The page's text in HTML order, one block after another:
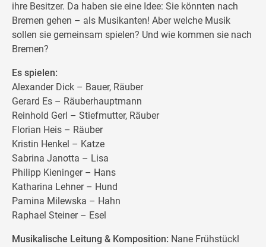
ihre Besitzer. Da haben sie eine Idee: Sie könnten nach
Bremen gehen – als Musikanten! Aber welche Musik
sollen sie gemeinsam spielen? Und wie kommen sie nach
Bremen?
Es spielen:
Alexander Dick – Bauer, Räuber
Gerard Es – Räuberhauptmann
Reinhold Gerl – Stiefmutter, Räuber
Florian Heis – Räuber
Kristin Henkel – Katze
Sabrina Janotta – Lisa
Philipp Kieninger – Hans
Katharina Lehner – Hund
Pamina Milewska – Hahn
Raphael Steiner – Esel
Musikalische Leitung & Komposition: Nane Frühstückl